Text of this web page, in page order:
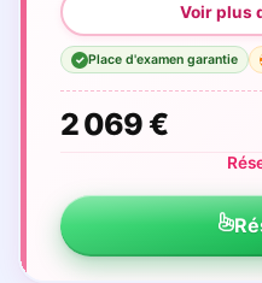
✓ Place d'examen garantie
2 069 €